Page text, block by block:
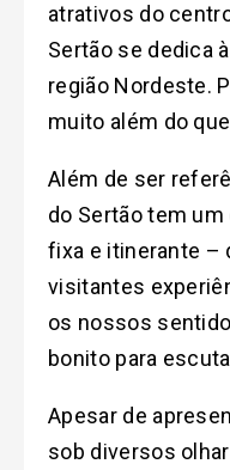
atrativos do
Sertão se dedica
região Nordeste.
muito além do
Além de ser
do Sertão tem
fixa e itinerante –
visitantes
os nossos
bonito para
Apesar de
sob diversos